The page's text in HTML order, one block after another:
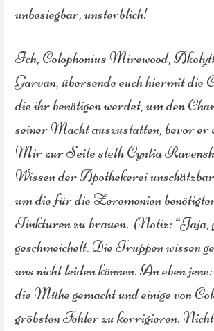
unbesiegbar, unsterblich!
Ich, Colophonius Mirewood,
Garvan, übersende euch hiermit die
die ihr benötigen werdet, um den
seiner Macht auszustatten, bevor er
Mir zur Seite steth Cyntia
Wissen der Apothekerei
um die für die Zeremonien
Tinkturen zu brauen. (Notiz: “Jaja,
geschmeichelt. Die Truppen wissen
uns nicht leiden können. An eben
die Mühe gemacht und einige von
gröbsten Fehler zu korrigieren.